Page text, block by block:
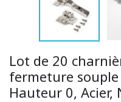
Lot de 20
fermeture souple
Hauteur 0, Acier,